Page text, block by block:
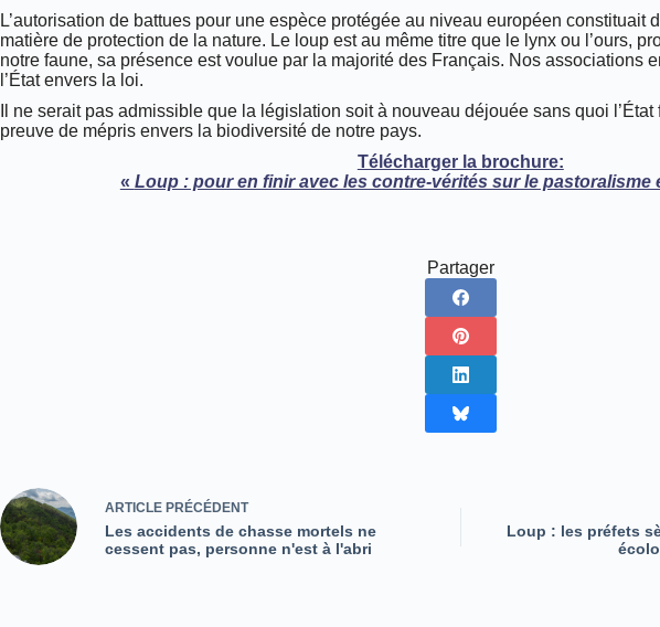
L’autorisation de battues pour une espèce protégée au niveau européen constituait
matière de protection de la nature. Le loup est au même titre que le lynx ou l’ours,
notre faune, sa présence est voulue par la majorité des Français. Nos associations
l’État envers la loi.
Il ne serait pas admissible que la législation soit à nouveau déjouée sans quoi
preuve de mépris envers la biodiversité de notre pays.
Télécharger la brochure:
« Loup : pour en finir avec les contre-vérités sur le pastoralisme
Partager
ARTICLE PRÉCÉDENT
Les accidents de chasse mortels ne
cessent pas, personne n'est à l'abri
Loup : les préfets